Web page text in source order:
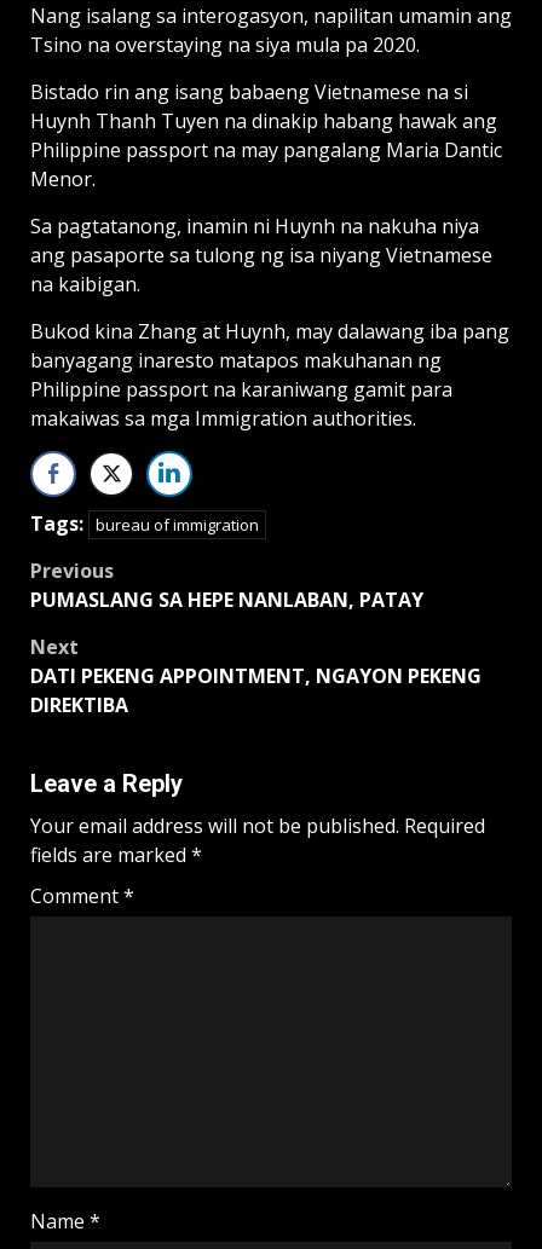
Nang isalang sa interogasyon, napilitan umamin ang
Tsino na overstaying na siya mula pa 2020.
Bistado rin ang isang babaeng Vietnamese na si
Huynh Thanh Tuyen na dinakip habang hawak ang
Philippine passport na may pangalang Maria Dantic
Menor.
Sa pagtatanong, inamin ni Huynh na nakuha niya
ang pasaporte sa tulong ng isa niyang Vietnamese
na kaibigan.
Bukod kina Zhang at Huynh, may dalawang iba pang
banyagang inaresto matapos makuhanan ng
Philippine passport na karaniwang gamit para
makaiwas sa mga Immigration authorities.
Tags: bureau of immigration
Post
Previous
PUMASLANG SA HEPE NANLABAN, PATAY
Next
DATI PEKENG APPOINTMENT, NGAYON PEKENG
DIREKTIBA
Leave a Reply
Your email address will not be published. Required
fields are marked *
Comment*
Name *